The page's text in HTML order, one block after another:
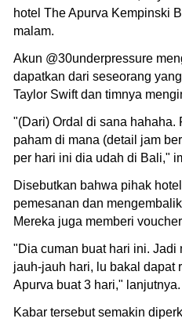
hotel The Apurva Kempinski
malam.
Akun @30underpressure
dapatkan dari seseorang
Taylor Swift dan timnya
"(Dari) Ordal di sana hahaha.
paham di mana (detail jam
per hari ini dia udah di Bali,"
Disebutkan bahwa pihak
pemesanan dan
Mereka juga memberi
"Dia cuman buat hari ini. Jadi
jauh-jauh hari, lu bakal dapat
Apurva buat 3 hari," lanjutnya.
Kabar tersebut semakin